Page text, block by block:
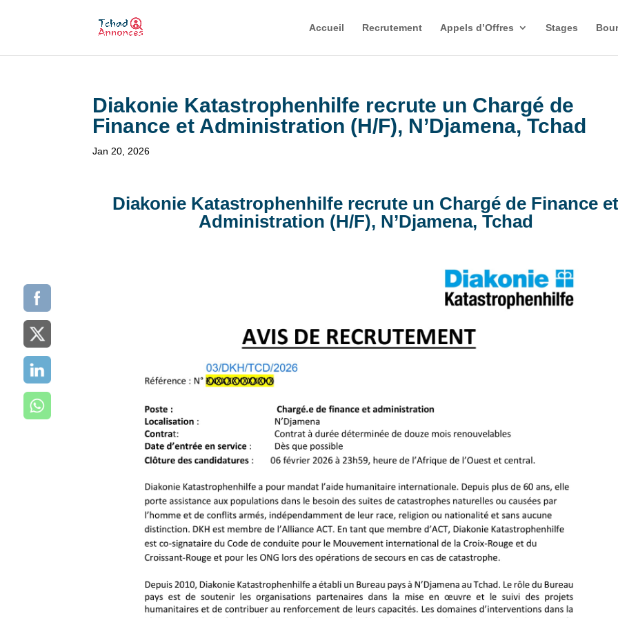
Accueil Recrutement Appels d’Offres Stages
Diakonie Katastrophenhilfe recrute un Chargé de
Finance et Administration (H/F), N’Djamena, Tchad
Jan 20, 2026
Diakonie Katastrophenhilfe recrute un Chargé de Finance et
Administration (H/F), N’Djamena, Tchad